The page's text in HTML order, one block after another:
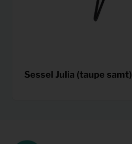
Sessel Julia (taupe samt)